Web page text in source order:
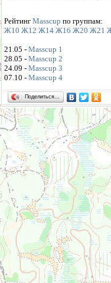
Рейтинг Masscup по группам:
Ж10 Ж12 Ж14 Ж16 Ж20 Ж21
21.05 - Masscup 1
28.05 - Masscup 2
24.09 - Masscup 3
07.10 - Masscup 4
Поделиться…